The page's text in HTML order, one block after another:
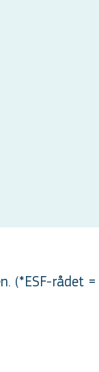
(*ESF-rådet